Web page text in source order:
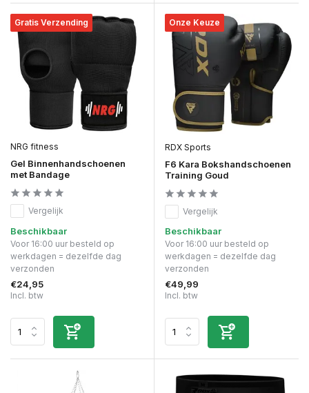
Gratis Verzending
NRG fitness
Gel Binnenhandschoenen
met Bandage
Vergelijk
Beschikbaar
Voor 16:00 uur besteld op
werkdagen = dezelfde dag
verzonden
€24,95
Incl. btw
Onze Keuze
RDX Sports
F6 Kara Bokshandschoenen
Training Goud
Vergelijk
Beschikbaar
Voor 16:00 uur besteld op
werkdagen = dezelfde dag
verzonden
€49,99
Incl. btw